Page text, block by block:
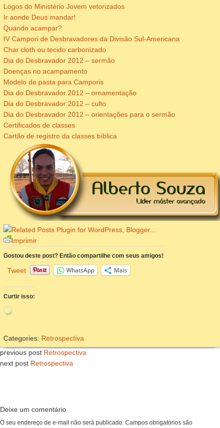
Logos do Ministério Jovem vetorizados
Ir aonde Deus mandar!
Quando acampar?
IV Campori de Desbravadores da Divisão Sul-Americana
Char cloth ou tecido carbonizado
Dia do Desbravador 2012 – sermão
Doenças no acampamento
Modelo de pasta para Camporis
Dia do Desbravador 2012 – ornamentação
Dia do Desbravador 2012 – culto
Dia do Desbravador 2012 – orientações para o sermão
Certificados de classes
Cartão de registro da classes bíblica
Imprimir
Gostou deste post? Então compartilhe com seus amigos!
Tweet WhatsApp Mais
Curtir isso:
Carregando...
Categories: Retrospectiva
previous post Retrospectiva
next post Retrospectiva
Deixe um comentário
O seu endereço de e-mail não será publicado. Campos obrigatórios são